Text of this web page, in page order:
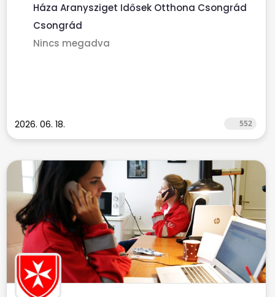
Háza Aranysziget Idősek Otthona Csongrád
Csongrád
Nincs megadva
2026. 06. 18. 552